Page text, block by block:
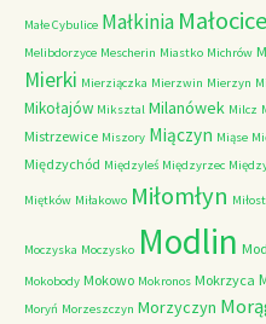
Małe Cybulice Małkinia Małocice
Melibdorzyce Mescherin Miastko Michrów
Mierki Mierziączka Mierzwin Mierzyn
Mikołajów Miksztal Milanówek Milcz
Mistrzewice Miszory Miączyn Miąse
Międzychód Międzyleś Międzyrzec
Miętków Miłakowo Miłomłyn
Moczyska Moczysko Modlin
Mokobody Mokowo Mokronos Mokrzyca
Moryń Morzeszczyn Morzyczyn